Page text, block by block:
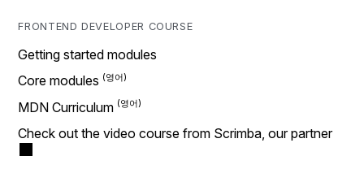
FRONTEND DEVELOPER COURSE
Getting started modules
Core modules
MDN Curriculum
Check out the video course from Scrimba, our partner